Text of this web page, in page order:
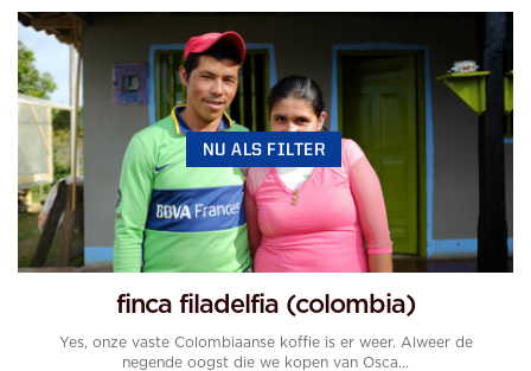
NU ALS FILTER
finca filadelfia (colombia)
Yes, onze vaste Colombiaanse koffie is er weer. Alweer de
negende oogst die we kopen van Osca...